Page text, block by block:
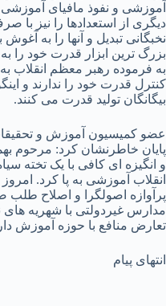
آموزشی و نفوذ مافیای
دیگری از استعدادها را نیز با
نخبگانی تبدیل و آنها را به
بزرگ ترین ابزار قدرت خود را
به فرموده رهبر معظم انقلاب به
کنترل قدرت خود را ندارند و
بیگانگان تولید قدرت می کنند.
عضو کمیسیون آموزش و
پایان خاطرنشان کرد: مرحوم
و انگیزه ای کافی با یک تخته
انقلاب آموزشی به پا کرد.
پرآوازه اصولگرا و اصلاح
مدارس غیردولتی با شهریه
تعارض منافع با حوزه آموزش
انتهای پیام